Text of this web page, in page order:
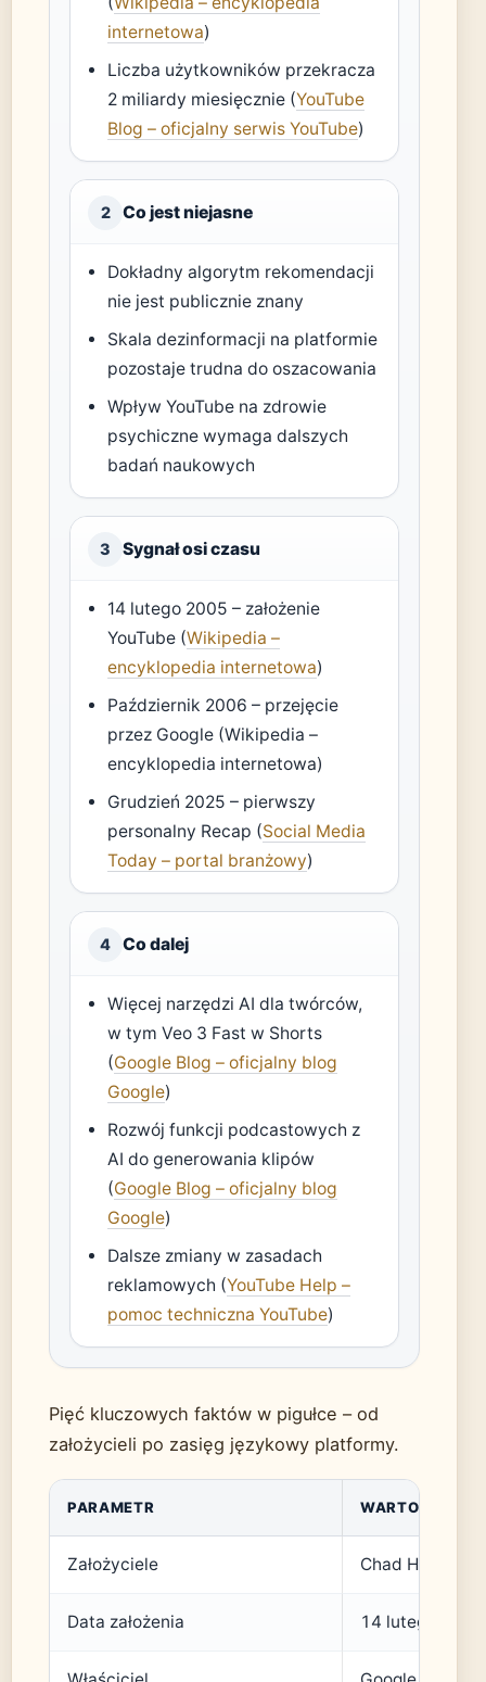
internetowa)
Liczba użytkowników przekracza
2 miliardy miesięcznie (YouTube
Blog – oficjalny serwis YouTube)
2 Co jest niejasne
Dokładny algorytm rekomendacji
nie jest publicznie znany
Skala dezinformacji na platformie
pozostaje trudna do oszacowania
Wpływ YouTube na zdrowie
psychiczne wymaga dalszych
badań naukowych
3 Sygnał osi czasu
14 lutego 2005 – założenie
YouTube (Wikipedia –
encyklopedia internetowa)
Październik 2006 – przejęcie
przez Google (Wikipedia –
encyklopedia internetowa)
Grudzień 2025 – pierwszy
personalny Recap (Social Media
Today – portal branżowy)
4 Co dalej
Więcej narzędzi AI dla twórców,
w tym Veo 3 Fast w Shorts
(Google Blog – oficjalny blog
Google)
Rozwój funkcji podcastowych z
AI do generowania klipów
(Google Blog – oficjalny blog
Google)
Dalsze zmiany w zasadach
reklamowych (YouTube Help –
pomoc techniczna YouTube)
Pięć kluczowych faktów w pigułce – od
założycieli po zasięg językowy platformy.
PARAMETR WARTOŚĆ
Założyciele Chad Hurley,
Data założenia 14 lutego